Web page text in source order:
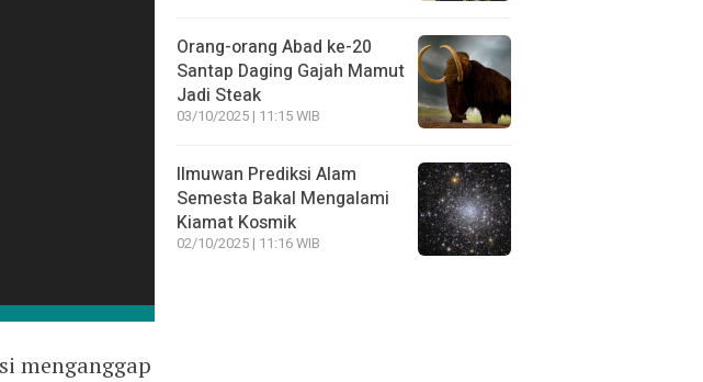
menganggap
Orang-orang Abad ke-20
Santap Daging Gajah Mamut
Jadi Steak
03/10/2025 | 11:15 WIB
Ilmuwan Prediksi Alam
Semesta Bakal Mengalami
Kiamat Kosmik
02/10/2025 | 11:16 WIB